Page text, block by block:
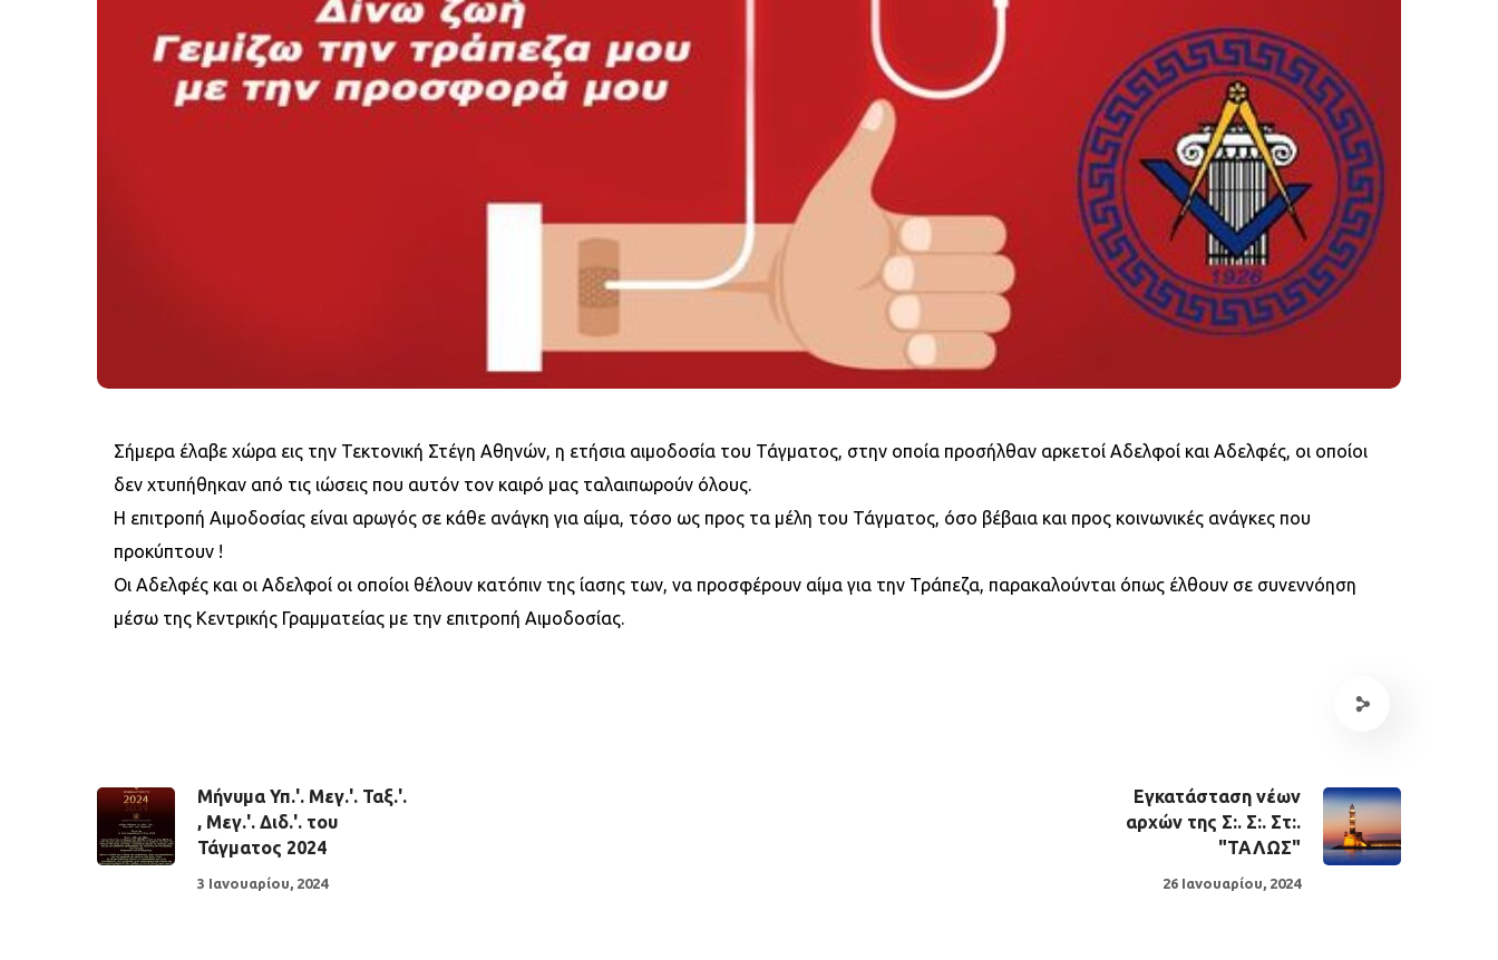
Σήμερα έλαβε χώρα εις την Τεκτονική Στέγη Αθηνών, η ετήσια αιμοδοσία του Τάγματος, στην οποία προσήλθαν αρκετοί Αδελφοί και Αδελφές, οι οποίοι
δεν χτυπήθηκαν από τις ιώσεις που αυτόν τον καιρό μας ταλαιπωρούν όλους.
Η επιτροπή Αιμοδοσίας είναι αρωγός σε κάθε ανάγκη για αίμα, τόσο ως προς τα μέλη του Τάγματος, όσο βέβαια και προς κοινωνικές ανάγκες που
προκύπτουν !
Οι Αδελφές και οι Αδελφοί οι οποίοι θέλουν κατόπιν της ίασης των, να προσφέρουν αίμα για την Τράπεζα, παρακαλούνται όπως έλθουν σε συνεννόηση
μέσω της Κεντρικής Γραμματείας με την επιτροπή Αιμοδοσίας.
Μήνυμα Υπ.'. Μεγ.'. Ταξ.'.
, Μεγ.'. Διδ.'. του
Τάγματος 2024
3 Ιανουαρίου, 2024
Εγκατάσταση νέων
αρχών της Σ:. Σ:. Στ:.
"ΤΑΛΩΣ"
26 Ιανουαρίου, 2024